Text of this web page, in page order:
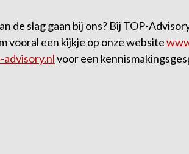
de slag gaan bij ons? Bij TOP-
vooral een kijkje op onze website
voor een